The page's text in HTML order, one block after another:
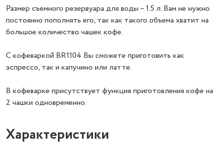
Размер съемного резервуара для воды – 1.5 л. Вам не нужно
постоянно пополнять его, так как такого объема хватит на
большое количество чашек кофе.
С кофеваркой BR1104 Вы сможете приготовить как
эспрессо, так и капучино или латте.
В кофеварке присутствует функция приготовления кофе на
2 чашки одновременно.
Характеристики